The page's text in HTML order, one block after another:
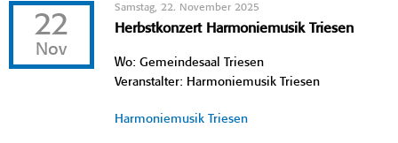
22
Nov
Samstag, 22. November 2025
Herbstkonzert Harmoniemusik Triesen
Wo: Gemeindesaal Triesen
Veranstalter: Harmoniemusik Triesen
Harmoniemusik Triesen